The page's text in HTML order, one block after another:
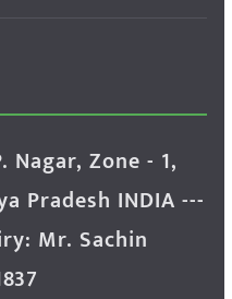
Nagar, Zone - 1,
Pradesh INDIA ---
Mr. Sachin